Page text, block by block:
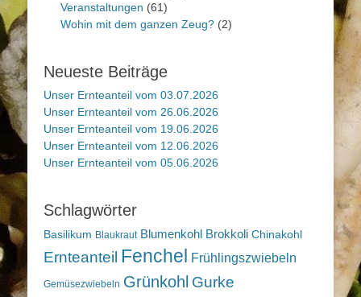
Veranstaltungen (61)
Wohin mit dem ganzen Zeug? (2)
Neueste Beiträge
Unser Ernteanteil vom 03.07.2026
Unser Ernteanteil vom 26.06.2026
Unser Ernteanteil vom 19.06.2026
Unser Ernteanteil vom 12.06.2026
Unser Ernteanteil vom 05.06.2026
Schlagwörter
Basilikum Blaukraut Blumenkohl Brokkoli Chinakohl
Ernteanteil Fenchel Frühlingszwiebeln
Gemüsezwiebeln Grünkohl Gurke